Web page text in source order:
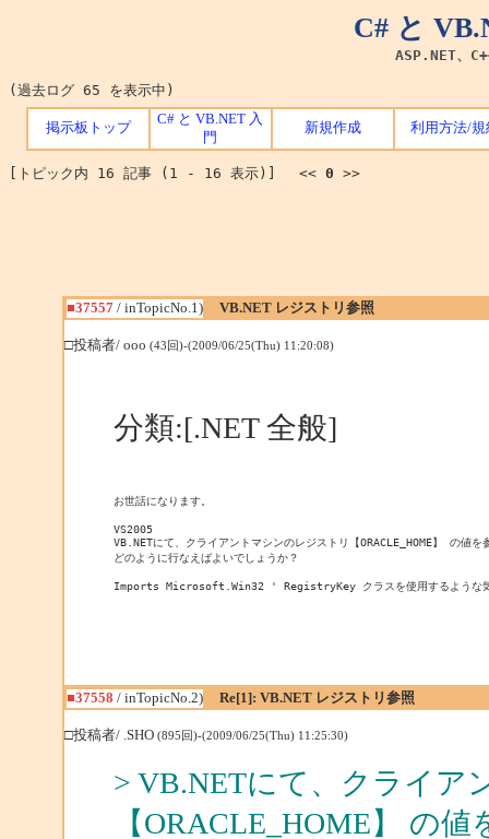
C# と
ASP.NET、
(過去ログ 65 を表示中)
掲示板トップ
C# と VB.NET 入
門
新規作成 利用方法/規
[トピック内 16 記事 (1 - 16 表示)] << 0 >>
■37557/ inTopicNo.1) VB.NET レジストリ参照
□投稿者/ ooo (43回)-(2009/06/25(Thu) 11:20:08)
分類:[.NET 全般]
お世話になります。
VS2005
VB.NETにて、クライアントマシンのレジストリ【ORACLE_HOME】 の値を
どのように行なえばよいでしょうか？
Imports Microsoft.Win32 ' RegistryKey クラスを使用するような気
■37558 / inTopicNo.2) Re[1]: VB.NET レジストリ参照
□投稿者/ .SHO (895回)-(2009/06/25(Thu) 11:25:30)
> VB.NETにて、クライア
【ORACLE_HOME】 の